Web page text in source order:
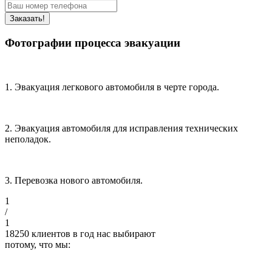
Заказать!
Фотографии процесса эвакуации
1. Эвакуация легкового автомобиля в черте города.
2. Эвакуация автомобиля для исправления технических
неполадок.
3. Перевозка нового автомобиля.
1
/
1
18250 клиентов в год нас выбирают
потому, что мы: